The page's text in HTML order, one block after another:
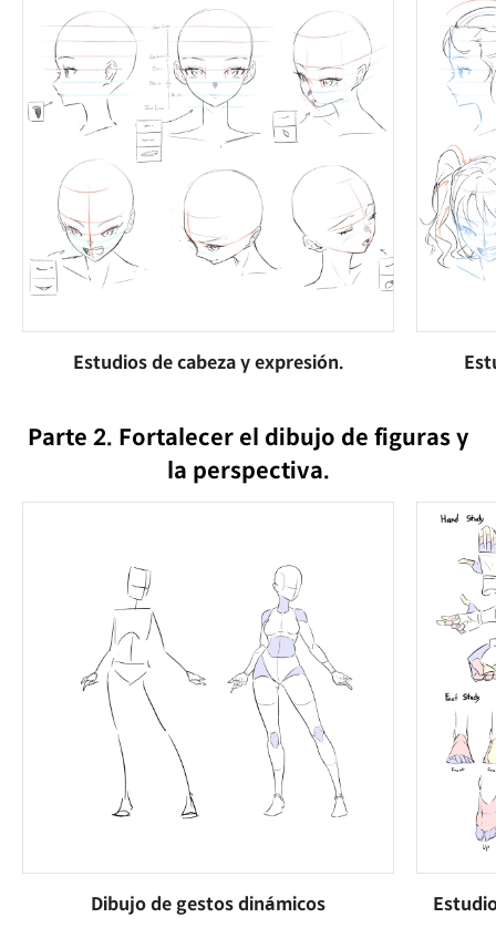
Estudios de cabeza y expresión.
Parte 2. Fortalecer el dibujo de figuras y
la perspectiva.
Dibujo de gestos dinámicos